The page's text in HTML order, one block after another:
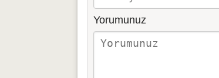
Yorumunuz